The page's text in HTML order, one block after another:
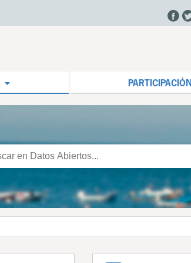
PARTICIPACIÓN